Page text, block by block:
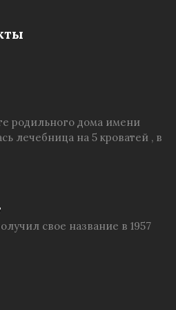
родильного дома имени
лечебница на 5 кроватей , в
свое название в 1957